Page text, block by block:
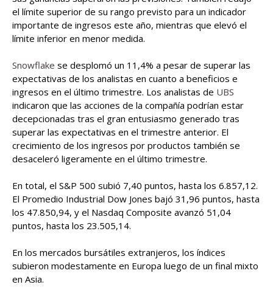
el límite superior de su rango previsto para un indicador
importante de ingresos este año, mientras que elevó el
límite inferior en menor medida.
Snowflake se desplomó un 11,4% a pesar de superar las
expectativas de los analistas en cuanto a beneficios e
ingresos en el último trimestre. Los analistas de UBS
indicaron que las acciones de la compañía podrían estar
decepcionadas tras el gran entusiasmo generado tras
superar las expectativas en el trimestre anterior. El
crecimiento de los ingresos por productos también se
desaceleró ligeramente en el último trimestre.
En total, el S&P 500 subió 7,40 puntos, hasta los 6.857,12.
El Promedio Industrial Dow Jones bajó 31,96 puntos, hasta
los 47.850,94, y el Nasdaq Composite avanzó 51,04
puntos, hasta los 23.505,14.
En los mercados bursátiles extranjeros, los índices
subieron modestamente en Europa luego de un final mixto
en Asia.